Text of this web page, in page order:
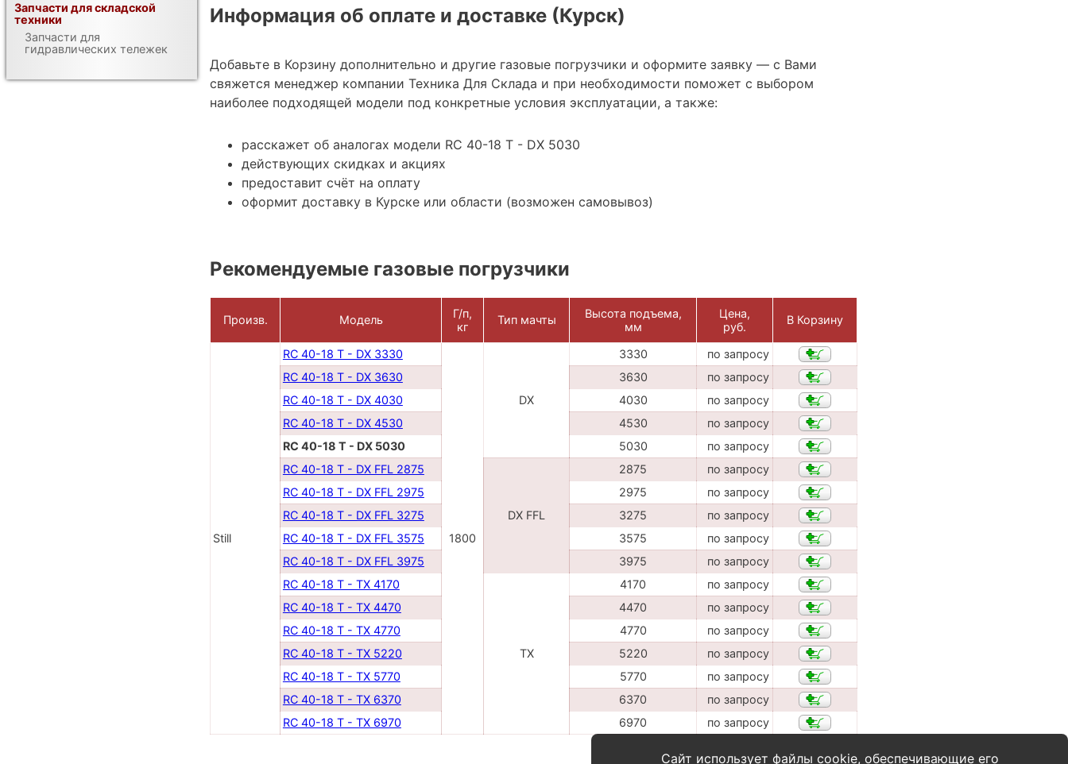
Информация об оплате и доставке (Курск)
Добавьте в Корзину дополнительно и другие газовые погрузчики и оформите заявку — с Вами
свяжется менеджер компании Техника Для Склада и при необходимости поможет с выбором
наиболее подходящей модели под конкретные условия эксплуатации, а также:
расскажет об аналогах модели RC 40-18 T - DX 5030
действующих скидках и акциях
предоставит счёт на оплату
оформит доставку в Курске или области (возможен самовывоз)
Рекомендуемые газовые погрузчики
Произв. Модель
Г/п,
кг
Тип мачты
Высота подъема,
мм
Цена,
руб.
В Корзину
Still
RC 40-18 T - DX 3330
1800
DX
3330
по запросу
RC 40-18 T - DX 3630
3630
по запросу
RC 40-18 T - DX 4030
4030
по запросу
RC 40-18 T - DX 4530
4530
по запросу
RC 40-18 T - DX 5030
5030
по запросу
RC 40-18 T - DX FFL 2875
DX FFL
2875
по запросу
RC 40-18 T - DX FFL 2975
2975
по запросу
RC 40-18 T - DX FFL 3275
3275
по запросу
RC 40-18 T - DX FFL 3575
3575
по запросу
RC 40-18 T - DX FFL 3975
3975
по запросу
RC 40-18 T - TX 4170
TX
4170
по запросу
RC 40-18 T - TX 4470
4470
по запросу
RC 40-18 T - TX 4770
4770
по запросу
RC 40-18 T - TX 5220
5220
по запросу
RC 40-18 T - TX 5770
5770
по запросу
RC 40-18 T - TX 6370
6370
по запросу
RC 40-18 T - TX 6970
6970 по запросу
Запчасти для складской
техники
Запчасти для
гидравлических тележек
Сайт использует файлы cookie, обеспечивающие его